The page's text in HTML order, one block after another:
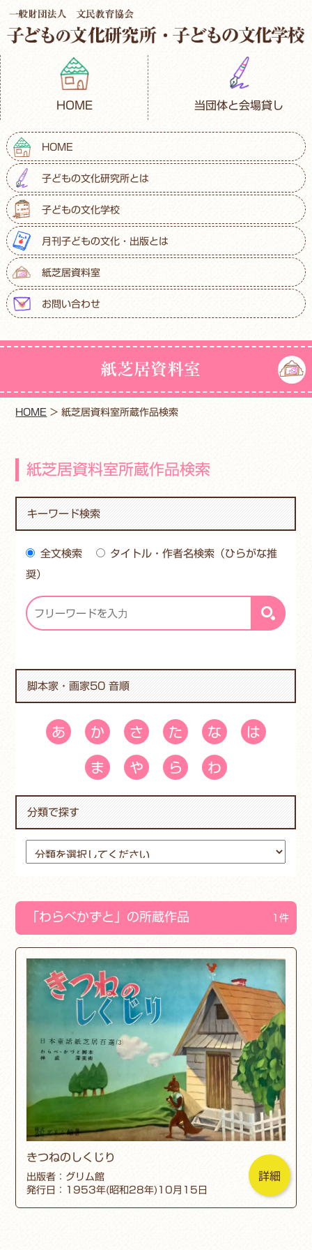
HOME 当団体と会場貸し
HOME
子どもの文化研究所とは
子どもの文化学校
月刊子どもの文化・出版とは
紙芝居資料室
お問い合わせ
紙芝居資料室
HOME >紙芝居資料室所蔵作品検索
紙芝居資料室所蔵作品検索
キーワード検索
全文検索
タイトル・作者名検索（ひらがな推
奨）
脚本家・画家50 音順
あ か さ た な は
ま や ら わ
分類で探す
「わらべかずと」の所蔵作品 1件
きつねのしくじり
出版者：グリム館
発行日：1953年(昭和28年)10月15日
詳細